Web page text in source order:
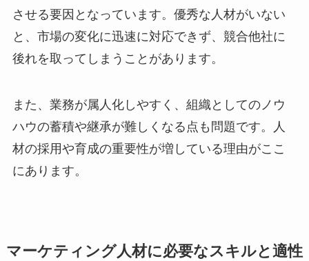
させる要因となっています。優秀な人材がいない
と、市場の変化に迅速に対応できず、競合他社に
後れを取ってしまうことがあります。
また、業務が属人化しやすく、組織としてのノウ
ハウの蓄積や継承が難しくなる点も問題です。人
材の採用や育成の重要性が増している理由がここ
にあります。
マーケティング人材に必要なスキルと適性